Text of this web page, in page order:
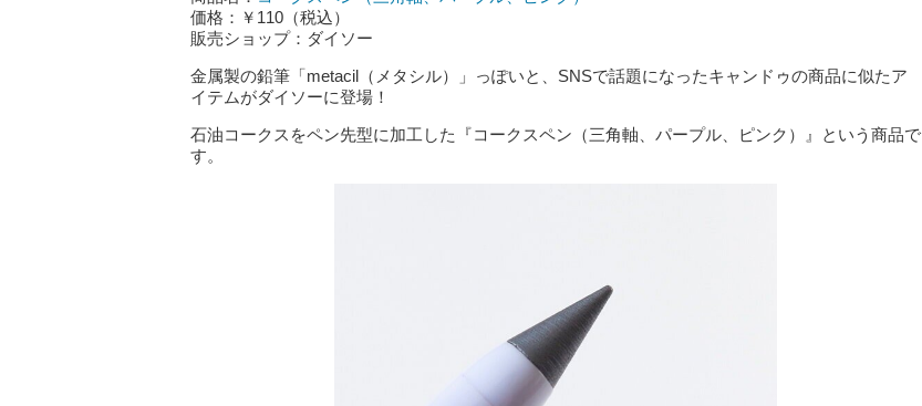
価格：￥110（税込）
販売ショップ：ダイソー
金属製の鉛筆「metacil（メタシル）」っぽいと、SNSで話題になったキャンドゥの商品に似たア
イテムがダイソーに登場！
石油コークスをペン先型に加工した『コークスペン（三角軸、パープル、ピンク）』という商品で
す。